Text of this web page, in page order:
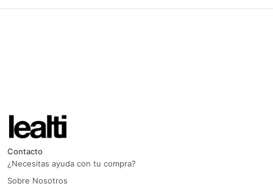
Contacto
¿Necesitas ayuda con tu compra?
Sobre Nosotros